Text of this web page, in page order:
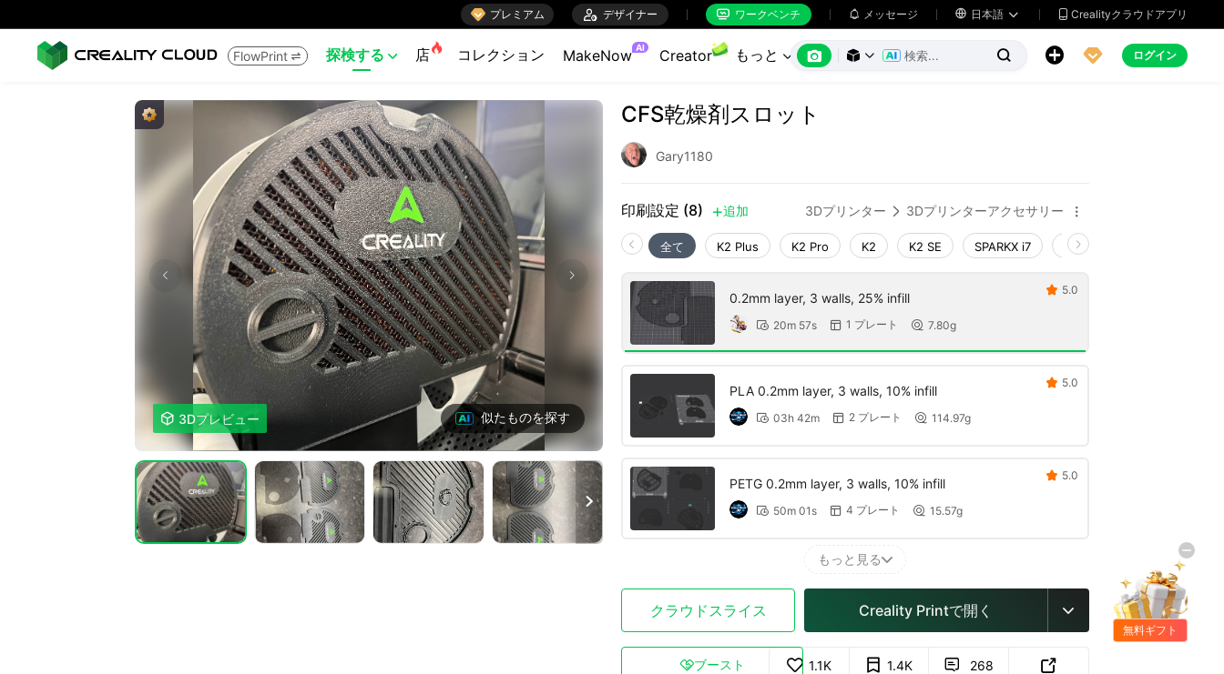
 プレミアム  デザイナー  ワークベンチ  メッセージ  日本語   Crealityクラウドアプリ
FlowPrint  探検する  店 コレクション MakeNow AI Creator もっと        ログイン
 3Dプレビュー 似たものを探す

CFS乾燥剤スロット
Gary1180
印刷設定 (8) 追加 3Dプリンター  3Dプリンターアクセサリー 
全て K2 Plus K2 Pro K2 K2 SE SPARKX i7 Creality Hi
0.2mm layer, 3 walls, 25% infill
 20m 57s  1 プレート  7.80g
 5.0
PLA 0.2mm layer, 3 walls, 10% infill
 03h 42m  2 プレート  114.97g
 5.0
PETG 0.2mm layer, 3 walls, 10% infill
 50m 01s  4 プレート  15.57g
 5.0
もっと見る
クラウドスライス Creality Printで開く 
ブースト 1.1K 1.4K  268 
無料ギフト